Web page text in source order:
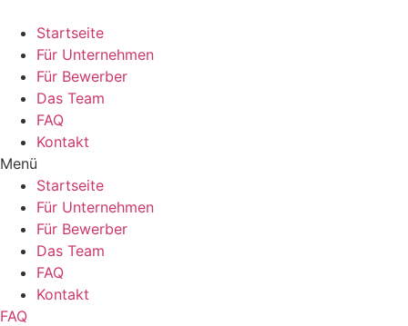
Inhalt
springen
Startseite
Für Unternehmen
Für Bewerber
Das Team
FAQ
Kontakt
Menü
Startseite
Für Unternehmen
Für Bewerber
Das Team
FAQ
Kontakt
FAQ